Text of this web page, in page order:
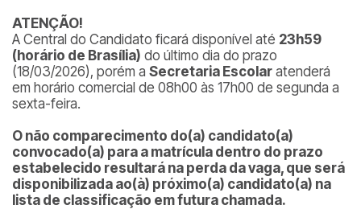
ATENÇÃO!
A Central do Candidato ficará disponível até 23h59
(horário de Brasília) do último dia do prazo
(18/03/2026), porém a Secretaria Escolar atenderá
em horário comercial de 08h00 às 17h00 de segunda a
sexta-feira.
O não comparecimento do(a) candidato(a)
convocado(a) para a matrícula dentro do prazo
estabelecido resultará na perda da vaga, que será
disponibilizada ao(à) próximo(a) candidato(a) na
lista de classificação em futura chamada.